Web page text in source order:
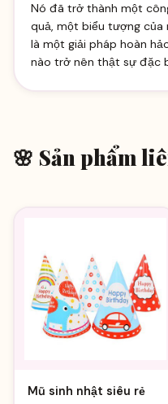
Nó đã trở thành một
quả, một biểu tượng của
là một giải pháp hoàn
nào trở nên thật sự đặc
🌸 Sản phẩm
Mũ sinh nhật siêu rẻ